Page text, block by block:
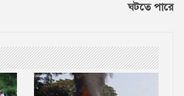
ঘটতে পারে